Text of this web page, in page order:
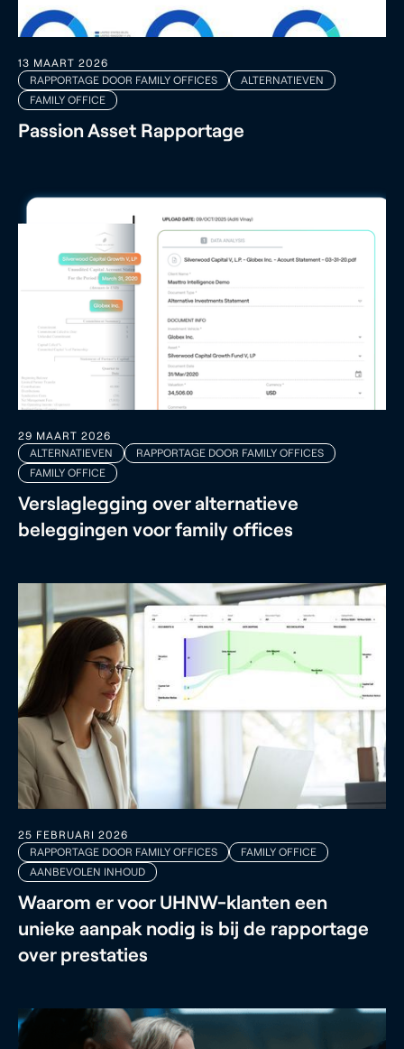
13 MAART 2026
RAPPORTAGE DOOR FAMILY OFFICES
ALTERNATIEVEN
FAMILY OFFICE
Passion Asset Rapportage
29 MAART 2026
ALTERNATIEVEN
RAPPORTAGE DOOR FAMILY OFFICES
FAMILY OFFICE
Verslaglegging over alternatieve
beleggingen voor family offices
25 FEBRUARI 2026
RAPPORTAGE DOOR FAMILY OFFICES
FAMILY OFFICE
AANBEVOLEN INHOUD
Waarom er voor UHNW-klanten een
unieke aanpak nodig is bij de rapportage
over prestaties